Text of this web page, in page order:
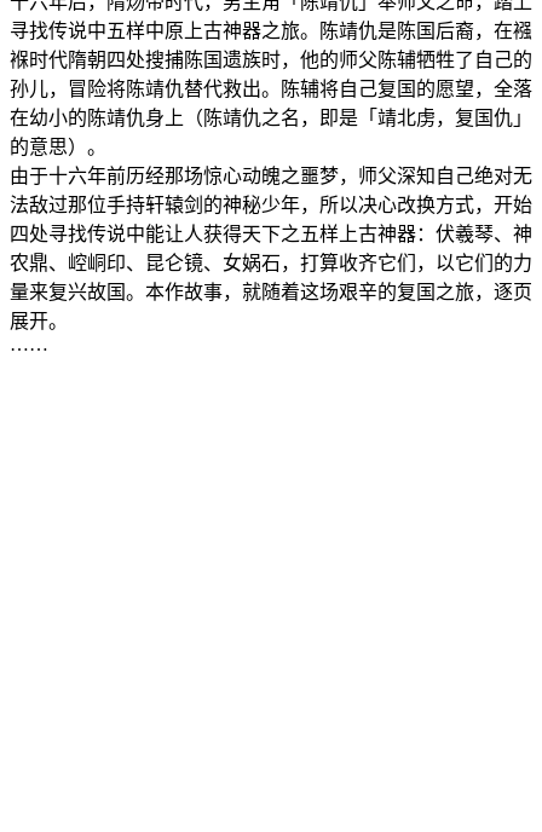
寻找传说中五样中原上古神器之旅。陈靖仇是陈国后裔，在襁
褓时代隋朝四处搜捕陈国遗族时，他的师父陈辅牺牲了自己的
孙儿，冒险将陈靖仇替代救出。陈辅将自己复国的愿望，全落
在幼小的陈靖仇身上（陈靖仇之名，即是「靖北虏，复国仇」
的意思）。
由于十六年前历经那场惊心动魄之噩梦，师父深知自己绝对无
法敌过那位手持轩辕剑的神秘少年，所以决心改换方式，开始
四处寻找传说中能让人获得天下之五样上古神器：伏羲琴、神
农鼎、崆峒印、昆仑镜、女娲石，打算收齐它们，以它们的力
量来复兴故国。本作故事，就随着这场艰辛的复国之旅，逐页
展开。
……